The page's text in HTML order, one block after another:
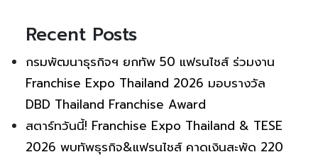
Recent Posts
กรมพัฒนาธุรกิจฯ ยกทัพ 50 แฟรนไชส์ ร่วมงาน
Franchise Expo Thailand 2026 มอบรางวัล
DBD Thailand Franchise Award
สตาร์ทวันนี้! Franchise Expo Thailand & TESE
2026 พบทัพธุรกิจ&แฟรนไชส์ คาดเงินสะพัด 220